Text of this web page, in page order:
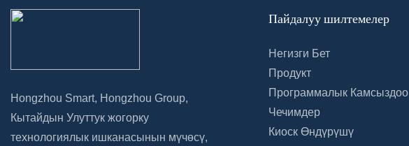
Hongzhou Smart, Hongzhou Group,
Кытайдын Улуттук жогорку
технологиялык ишканасынын мүчөсү,
Пайдалуу шилтемелер
Негизги Бет
Продукт
Программалык Камсыздоо
Чечимдер
Киоск Өндүрүшү